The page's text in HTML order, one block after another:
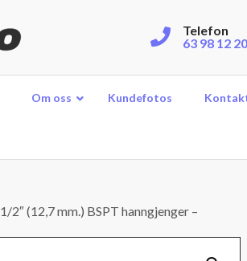
Telefon
63 98 12 20
Om oss Kundefotos
1/2″ (12,7 mm.) BSPT hanngjenger –